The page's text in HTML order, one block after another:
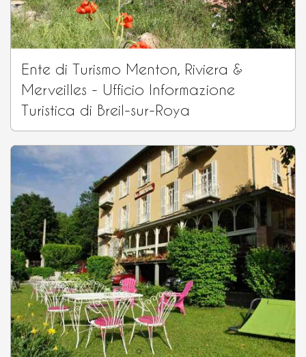
Ente di Turismo Menton, Riviera &
Merveilles - Ufficio Informazione
Turistica di Breil-sur-Roya